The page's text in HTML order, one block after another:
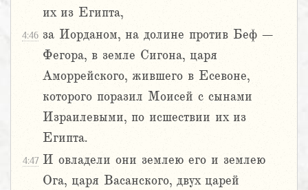
их из Египта,
4:46 за Иорданом, на долине против Беф –
Фегора, в земле Сигона, царя
Аморрейского, жившего в Есевоне,
которого поразил Моисей с сынами
Израилевыми, по исшествии их из
Египта.
4:47 И овладели они землею его и землею
Ога, царя Васанского, двух царей